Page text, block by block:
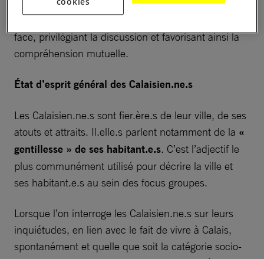
Calaisien.ne.s, ces derniers expriment de manière
face, privilégiant la discussion et favorisant ainsi la
compréhension mutuelle.
État d’esprit général des Calaisien.ne.s
Les Calaisien.ne.s sont fier.ère.s de leur ville, de ses
atouts et attraits. Il.elle.s parlent notamment de la «
gentillesse » de ses habitant.e.s. C’est l’adjectif le
plus communément utilisé pour décrire la ville et
ses habitant.e.s au sein des focus groupes.
Lorsque l’on interroge les Calaisien.ne.s sur leurs
inquiétudes, en lien avec le fait de vivre à Calais,
spontanément et quelle que soit la catégorie socio-